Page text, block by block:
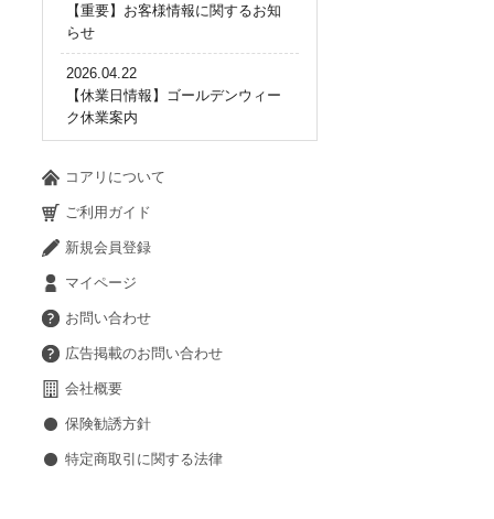
【重要】お客様情報に関するお知
らせ
2026.04.22
【休業日情報】ゴールデンウィー
ク休業案内
コアリについて
ご利用ガイド
新規会員登録
マイページ
お問い合わせ
広告掲載のお問い合わせ
会社概要
保険勧誘方針
特定商取引に関する法律